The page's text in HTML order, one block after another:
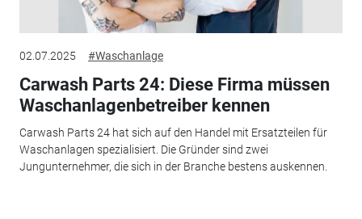
02.07.2025 #Waschanlage
Carwash Parts 24: Diese Firma müssen
Waschanlagenbetreiber kennen
Carwash Parts 24 hat sich auf den Handel mit Ersatzteilen für
Waschanlagen spezialisiert. Die Gründer sind zwei
Jungunternehmer, die sich in der Branche bestens auskennen.